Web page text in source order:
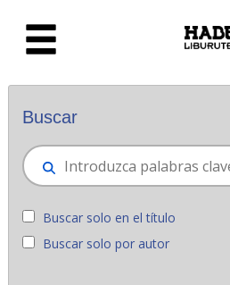
Novedades -
Buscar
Buscar solo en el título
Buscar solo por autor